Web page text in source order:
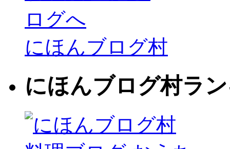
にほんブログ村
にほんブログ村ラ